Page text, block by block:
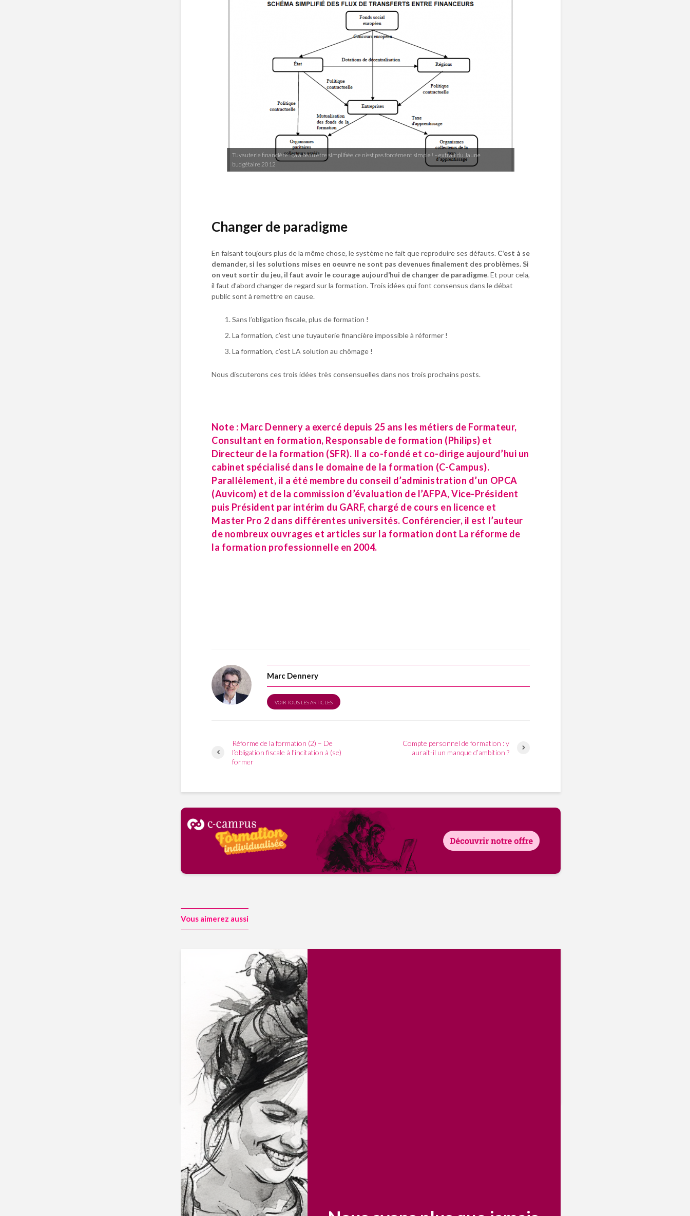
Tuyauterie financière : ça a beau être simplifiée, ce n’est pas forcément simple ! – extrait du Jaune
budgétaire 2012
Changer de paradigme
En faisant toujours plus de la même chose, le système ne fait que reproduire ses défauts. C’est à se
demander, si les solutions mises en oeuvre ne sont pas devenues finalement des problèmes. Si
on veut sortir du jeu, il faut avoir le courage aujourd’hui de changer de paradigme. Et pour cela,
il faut d’abord changer de regard sur la formation. Trois idées qui font consensus dans le débat
public sont à remettre en cause.
Sans l’obligation fiscale, plus de formation !
La formation, c’est une tuyauterie financière impossible à réformer !
La formation, c’est LA solution au chômage !
Nous discuterons ces trois idées très consensuelles dans nos trois prochains posts.
Note : Marc Dennery a exercé depuis 25 ans les métiers de Formateur,
Consultant en formation, Responsable de formation (Philips) et
Directeur de la formation (SFR). Il a co-fondé et co-dirige aujourd’hui un
cabinet spécialisé dans le domaine de la formation (C-Campus).
Parallèlement, il a été membre du conseil d’administration d’un OPCA
(Auvicom) et de la commission d’évaluation de l’AFPA, Vice-Président
puis Président par intérim du GARF, chargé de cours en licence et
Master Pro 2 dans différentes universités. Conférencier, il est l’auteur
de nombreux ouvrages et articles sur la formation dont La réforme de
la formation professionnelle en 2004.
Marc Dennery
VOIR TOUS LES ARTICLES
Réforme de la formation (2) – De
l’obligation fiscale à l’incitation à (se)
former
Compte personnel de formation : y
aurait-il un manque d’ambition ?
Vous aimerez aussi